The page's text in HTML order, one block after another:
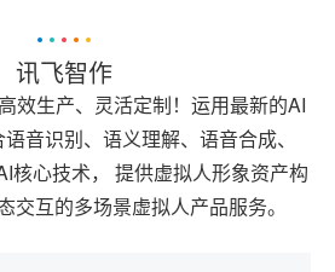
讯飞智作
效生产、灵活定制！运用最新的AI
音识别、语义理解、语音合成、
核心技术， 提供虚拟人形象资产构
交互的多场景虚拟人产品服务。